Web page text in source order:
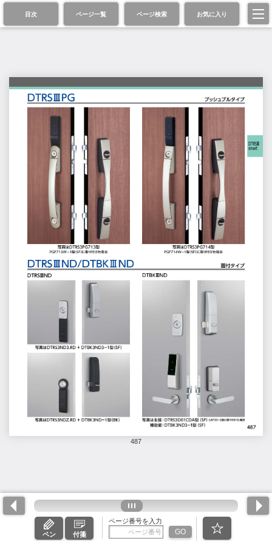
目次 ページ一覧 ページ検索 お気に入り
487
ペン 付箋
ページ番号を入力
GO